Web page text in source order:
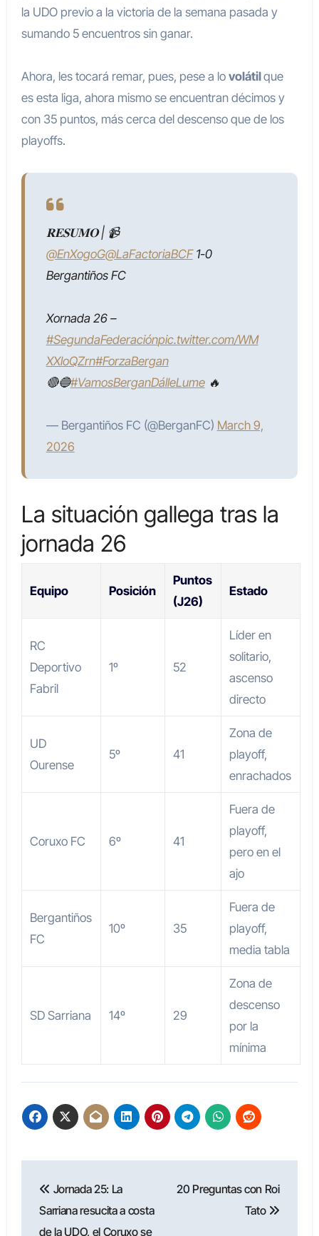
la UDO previo a la victoria de la semana pasada y
sumando 5 encuentros sin ganar.
Ahora, les tocará remar, pues, pese a lo volátilque
es esta liga, ahora mismo se encuentran décimos y
con 35 puntos, más cerca del descenso que de los
playoffs.
𝐑𝐄𝐒𝐔𝐌𝐎 | 📹
@EnXogoG@LaFactoriaBCF1-0
Bergantiños FC
Xornada 26 –
#SegundaFederaciónpic.twitter.com/WM
XXloQZrn#ForzaBergan
🔴🔵#VamosBerganDálleLume🔥
— Bergantiños FC (@BerganFC) March 9,
2026
La situación gallega tras la
jornada 26
Equipo Posición
Puntos
(J26)
Estado
RC
Deportivo
Fabril
1º 52
Líder en
solitario,
ascenso
directo
UD
Ourense
5º 41
Zona de
playoff,
enrachados
Coruxo FC 6º 41
Fuera de
playoff,
pero en el
ajo
Bergantiños
FC
10º 35
Fuera de
playoff,
media tabla
SD Sarriana 14º 29
Zona de
descenso
por la
mínima
de
Jornada 25: La
Sarriana resucita a costa
de la UDO, el Coruxo se
20 Preguntas con Roi
Tato